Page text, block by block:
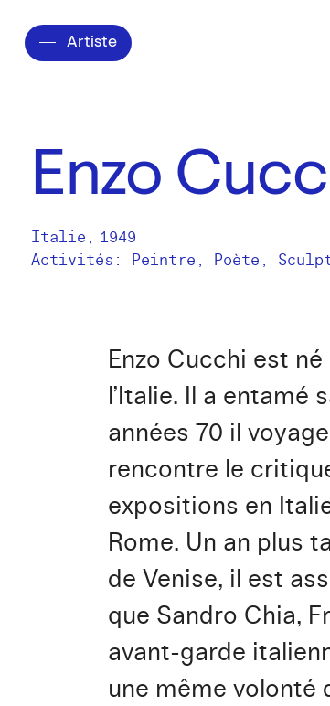
Artiste
Enzo
Italie , 1949
Activités: Peintre Poète
Enzo Cucchi est né
l’Italie. Il a entamé
années 70 il
rencontre le
expositions en
Rome. Un an plus
de Venise, il est
que Sandro Chia,
avant-garde
une même volonté